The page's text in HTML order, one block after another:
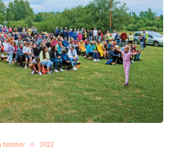
turistov 2022